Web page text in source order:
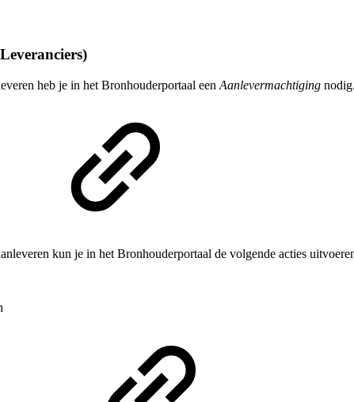
heb je in het Bronhouderportaal een Aanlevermachtiging nodig.
kun je in het Bronhouderportaal de volgende acties